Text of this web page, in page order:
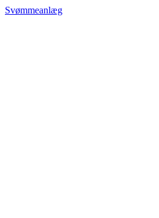
Svømmeanlæg